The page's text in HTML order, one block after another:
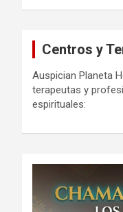
Centros y
Auspician Planeta
terapeutas y
espirituales: